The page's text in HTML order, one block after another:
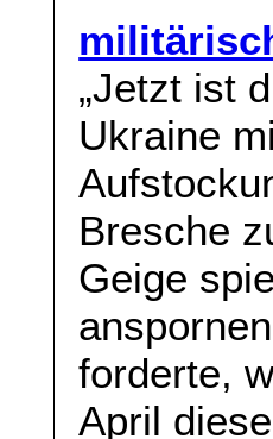
„Jetzt ist
Ukraine
Bresche
Geige
forderte,
April